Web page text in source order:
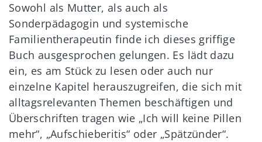
Sowohl als Mutter, als auch als
Sonderpädagogin und systemische
Familientherapeutin finde ich dieses griffige
Buch ausgesprochen gelungen. Es lädt dazu
ein, es am Stück zu lesen oder auch nur
einzelne Kapitel herauszugreifen, die sich mit
alltagsrelevanten Themen beschäftigen und
Überschriften tragen wie „Ich will keine Pillen
mehr“, „Aufschieberitis“ oder „Spätzünder“.